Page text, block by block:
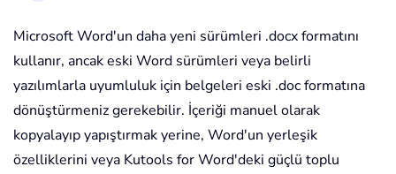
Microsoft Word'un daha yeni sürümleri .docx formatını
kullanır, ancak eski Word sürümleri veya belirli
yazılımlarla uyumluluk için belgeleri eski .doc formatına
dönüştürmeniz gerekebilir. İçeriği manuel olarak
kopyalayıp yapıştırmak yerine, Word'un yerleşik
özelliklerini veya Kutools for Word'deki güçlü toplu